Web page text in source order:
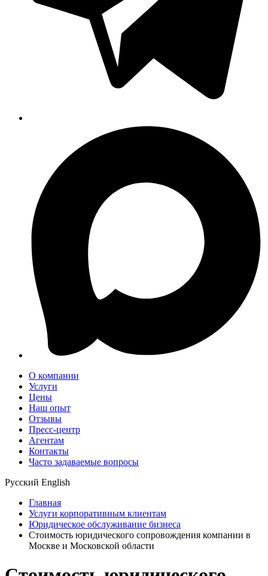
О компании
Услуги
Цены
Наш опыт
Отзывы
Пресс-центр
Агентам
Контакты
Часто задаваемые вопросы
Русский English
Главная
Услуги корпоративным клиентам
Юридическое обслуживание бизнеса
Стоимость юридического сопровождения компании в
Москве и Московской области